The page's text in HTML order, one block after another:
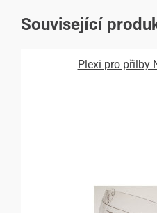
Související
Plexi pro přilby